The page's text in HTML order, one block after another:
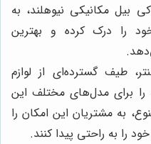
بیل مکانیکی نیوهلند، به
را درک کرده و بهترین
طیف گسترده‌ای از لوازم
را برای مدل‌های مختلف این
به مشتریان این امکان را
را به راحتی پیدا کنند.